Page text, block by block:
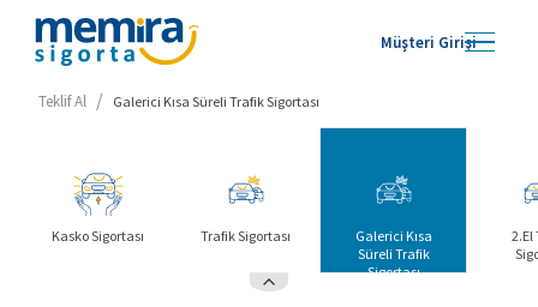
Müşteri Girişi
Teklif Al / Galerici Kısa Süreli Trafik Sigortası
Kasko Sigortası Trafik Sigortası
Galerici Kısa
Süreli Trafik
Sigortası
2.El